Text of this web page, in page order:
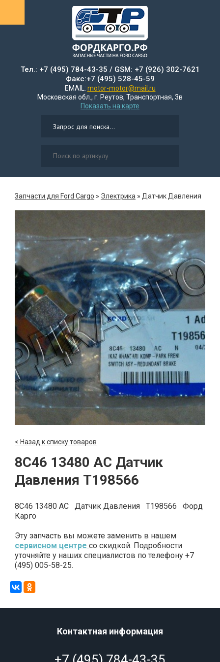
Тел.: +7 (495) 784-43-35 / GSM: +7 (926) 302-7621
Факс:+7 (495) 528-45-59
EMAIL: motor-motor@mail.ru
Московская обл., г. Реутов, Транспортная, 3в
Показать на карте
Запчасти для Ford Cargo » Электрика » Датчик Давления
< Назад к списку товаров
8C46 13480 AC Датчик
Давления T198566
8C46 13480 AC Датчик Давления T198566 Форд
Карго
Эту запчасть вы можете заменить в нашем
сервисном центре со скидкой. Подробности
уточняйте у наших специалистов по телефону +7
(495) 005-58-25.
Контактная информация